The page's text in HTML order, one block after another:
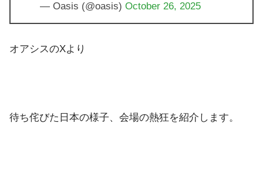
— Oasis (@oasis) October 26, 2025
オアシスのXより
待ち侘びた日本の様子、会場の熱狂を紹介します。